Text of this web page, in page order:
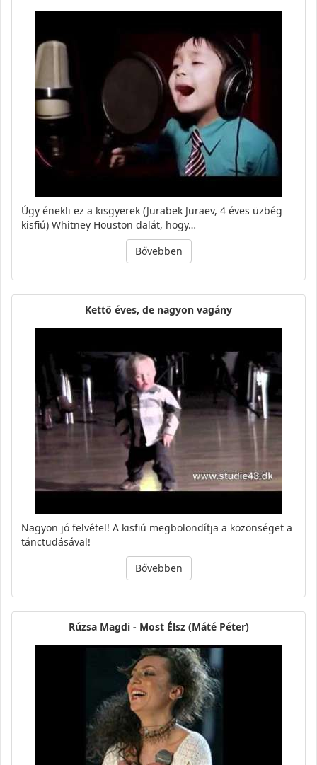
Úgy énekli ez a kisgyerek (Jurabek Juraev, 4 éves üzbég
kisfiú) Whitney Houston dalát, hogy…
Bővebben
Kettő éves, de nagyon vagány
Nagyon jó felvétel! A kisfiú megbolondítja a közönséget a
tánctudásával!
Bővebben
Rúzsa Magdi - Most Élsz (Máté Péter)